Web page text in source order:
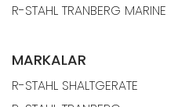
R-STAHL TRANBERG MARINE
MARKALAR
R-STAHL SHALTGERATE